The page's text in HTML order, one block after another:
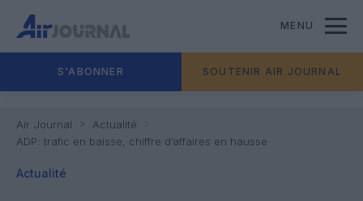
MENU
S'ABONNER SOUTENIR AIR JOURNAL
Air Journal
Actualité
ADP: trafic en baisse, chiffre d’affaires en hausse
Actualité